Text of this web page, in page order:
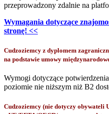
przeprowadzony zdalnie na
Wymagania dotyczące
stronę! <<
Cudzoziemcy z dyplomem
na podstawie umowy
Wymogi dotyczące
poziomie nie niższym niż B2
Cudzoziemcy (nie dotyczy obywateli